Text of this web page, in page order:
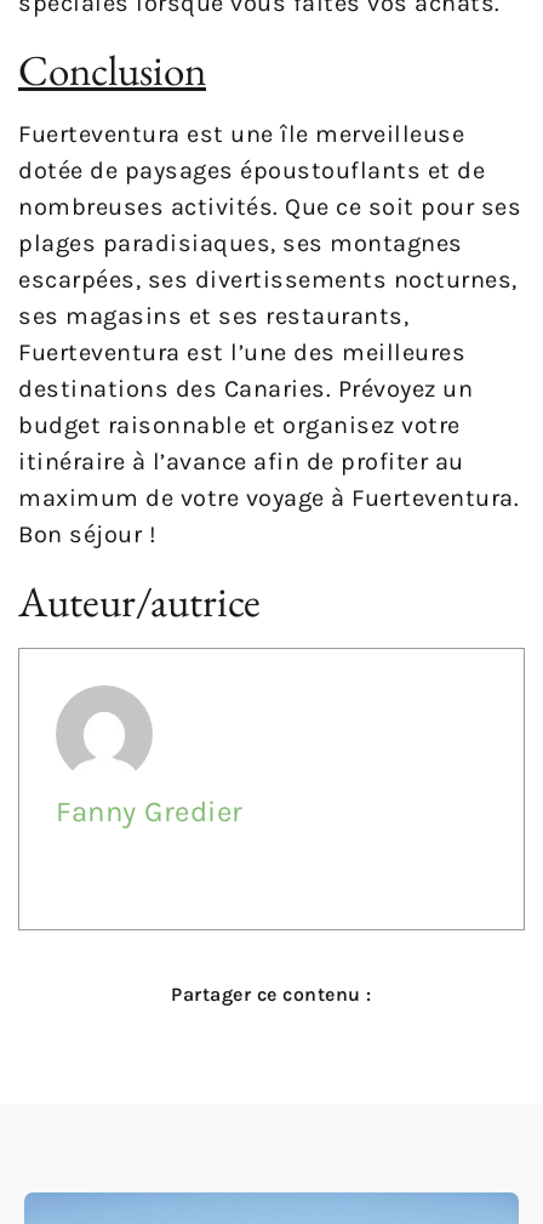
Conclusion
Fuerteventura est une île merveilleuse
dotée de paysages époustouflants et de
nombreuses activités. Que ce soit pour ses
plages paradisiaques, ses montagnes
escarpées, ses divertissements nocturnes,
ses magasins et ses restaurants,
Fuerteventura est l’une des meilleures
destinations des Canaries. Prévoyez un
budget raisonnable et organisez votre
itinéraire à l’avance afin de profiter au
maximum de votre voyage à Fuerteventura.
Bon séjour !
Auteur/autrice
Fanny Gredier
Partager ce contenu :